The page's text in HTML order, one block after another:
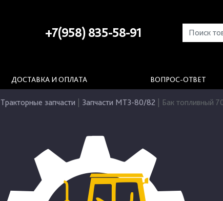
+7(958) 835-58-91
ДОСТАВКА И ОПЛАТА ВОПРОС-ОТВЕТ
Тракторные запчасти Запчасти МТЗ-80/82 Бак топливный